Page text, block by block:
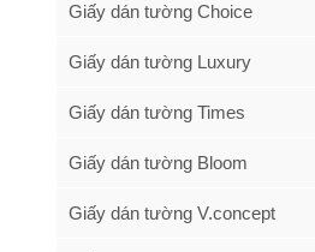
Giấy dán tường Choice
Giấy dán tường Luxury
Giấy dán tường Times
Giấy dán tường Bloom
Giấy dán tường V.concept